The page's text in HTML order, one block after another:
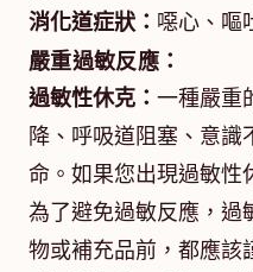
消化道症狀： 噁心、嘔
嚴重過敏反應：
過敏性休克： 一種嚴重
降、呼吸道阻塞、意識
命。如果您出現過敏性
為了避免過敏反應，過
物或補充品前，都應該